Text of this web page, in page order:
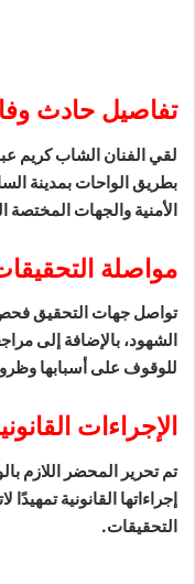
تفاصيل حادث
لقي الفنان الشاب كريم
بطريق الواحات بمدينة
الأمنية والجهات المختصة
مواصلة
تواصل جهات التحقيق فحص
الشهود، بالإضافة إلى
للوقوف على أسبابها
الإجراءات
تم تحرير المحضر اللازم
إجراءاتها القانونية تمهيدًا
التحقيقات.